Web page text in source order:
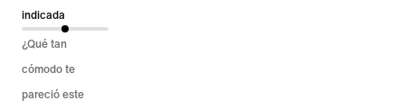
indicada
¿Qué tan
cómodo te
pareció este